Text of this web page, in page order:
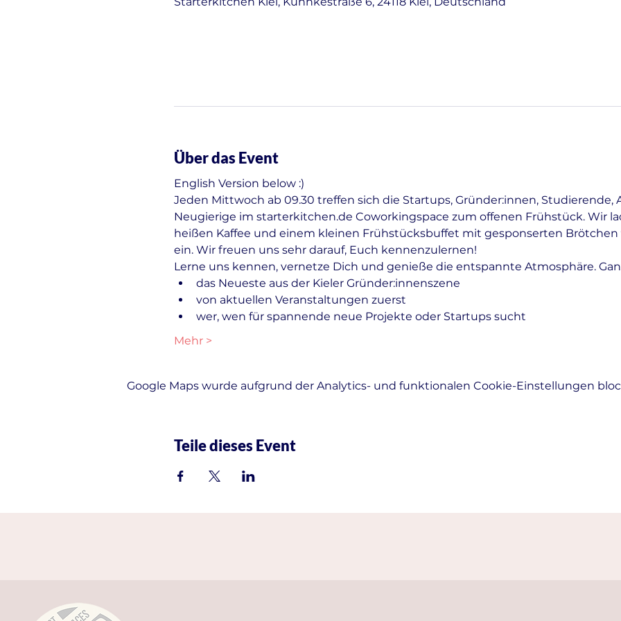
Über das Event
English Version below :)
Jeden Mittwoch ab 09.30 treffen sich die Startups, Gründer:innen, Studierende,
Neugierige im starterkitchen.de Coworkingspace zum offenen Frühstück. Wir
heißen Kaffee und einem kleinen Frühstücksbuffet mit gesponserten Brötchen
ein. Wir freuen uns sehr darauf, Euch kennenzulernen!
Lerne uns kennen, vernetze Dich und genieße die entspannte Atmosphäre.
das Neueste aus der Kieler Gründer:innenszene
von aktuellen Veranstaltungen zuerst
wer, wen für spannende neue Projekte oder Startups sucht
Mehr >
Google Maps wurde aufgrund der Analytics- und funktionalen Cookie-Einstellungen
Teile dieses Event